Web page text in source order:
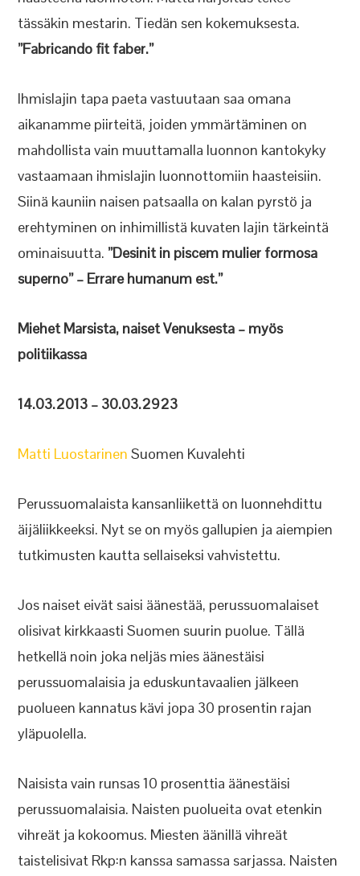
tässäkin mestarin. Tiedän sen kokemuksesta.
”Fabricando fit faber.”
Ihmislajin tapa paeta vastuutaan saa omana
aikanamme piirteitä, joiden ymmärtäminen on
mahdollista vain muuttamalla luonnon kantokyky
vastaamaan ihmislajin luonnottomiin haasteisiin.
Siinä kauniin naisen patsaalla on kalan pyrstö ja
erehtyminen on inhimillistä kuvaten lajin tärkeintä
ominaisuutta. ”Desinit in piscem mulier formosa
superno” – Errare humanum est.”
Miehet Marsista, naiset Venuksesta – myös
politiikassa
14.03.2013 – 30.03.2923
Matti Luostarinen Suomen Kuvalehti
Perussuomalaista kansanliikettä on luonnehdittu
äijäliikkeeksi. Nyt se on myös gallupien ja aiempien
tutkimusten kautta sellaiseksi vahvistettu.
Jos naiset eivät saisi äänestää, perussuomalaiset
olisivat kirkkaasti Suomen suurin puolue. Tällä
hetkellä noin joka neljäs mies äänestäisi
perussuomalaisia ja eduskuntavaalien jälkeen
puolueen kannatus kävi jopa 30 prosentin rajan
yläpuolella.
Naisista vain runsas 10 prosenttia äänestäisi
perussuomalaisia. Naisten puolueita ovat etenkin
vihreät ja kokoomus. Miesten äänillä vihreät
taistelisivat Rkp:n kanssa samassa sarjassa. Naisten